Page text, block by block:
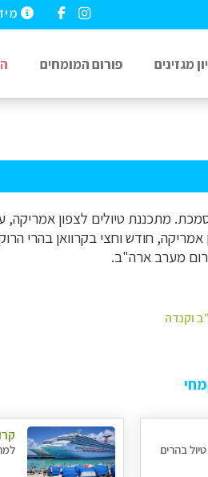
מגזינים פורום המומחים
מתכננת טיולים לצפון
אמריקה, חודש וחצי בקרוואן בהרי
מערב ארה"ב.
וקנדה
בהרים